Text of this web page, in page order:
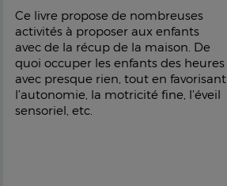
Ce livre propose de nombreuses
activités à proposer aux enfants
avec de la récup de la maison. De
quoi occuper les enfants des heures
avec presque rien, tout en favorisant
l’autonomie, la motricité fine, l’éveil
sensoriel, etc.